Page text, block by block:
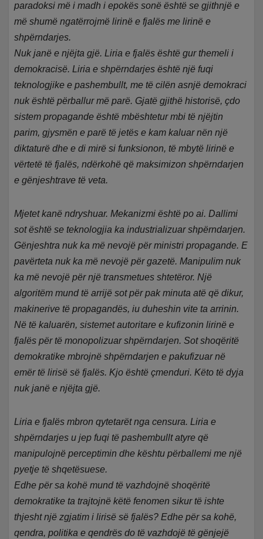
paradoksi më i madh i epokës sonë është se gjithnjë e
më shumë ngatërrojmë lirinë e fjalës me lirinë e
shpërndarjes.
Nuk janë e njëjta gjë. Liria e fjalës është gur themeli i
demokracisë. Liria e shpërndarjes është një fuqi
teknologjike e pashembullt, me të cilën asnjë demokraci
nuk është përballur më parë. Gjatë gjithë historisë, çdo
sistem propagande është mbështetur mbi të njëjtin
parim, gjysmën e parë të jetës e kam kaluar nën një
diktaturë dhe e di mirë si funksionon, të mbytë lirinë e
vërtetë të fjalës, ndërkohë që maksimizon shpërndarjen
e gënjeshtrave të veta.
Mjetet kanë ndryshuar. Mekanizmi është po ai. Dallimi
sot është se teknologjia ka industrializuar shpërndarjen.
Gënjeshtra nuk ka më nevojë për ministri propagande. E
pavërteta nuk ka më nevojë për gazetë. Manipulim nuk
ka më nevojë për një transmetues shtetëror. Një
algoritëm mund të arrijë sot për pak minuta atë që dikur,
makinerive të propagandës, iu duheshin vite ta arrinin.
Në të kaluarën, sistemet autoritare e kufizonin lirinë e
fjalës për të monopolizuar shpërndarjen. Sot shoqëritë
demokratike mbrojnë shpërndarjen e pakufizuar në
emër të lirisë së fjalës. Kjo është çmenduri. Këto të dyja
nuk janë e njëjta gjë.
Liria e fjalës mbron qytetarët nga censura. Liria e
shpërndarjes u jep fuqi të pashembullt atyre që
manipulojnë perceptimin dhe kështu përballemi me një
pyetje të shqetësuese.
Edhe për sa kohë mund të vazhdojnë shoqëritë
demokratike ta trajtojnë këtë fenomen sikur të ishte
thjesht një zgjatim i lirisë së fjalës? Edhe për sa kohë,
qendra, politika e qendrës do të vazhdojë të gënjejë